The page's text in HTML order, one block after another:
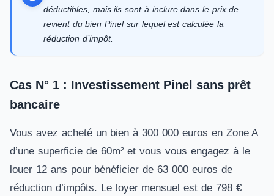
déductibles, mais ils sont à inclure dans le prix de
revient du bien Pinel sur lequel est calculée la
réduction d’impôt.
Cas N° 1 : Investissement Pinel sans prêt
bancaire
Vous avez acheté un bien à 300 000 euros en Zone A
d’une superficie de 60m² et vous vous engagez à le
louer 12 ans pour bénéficier de 63 000 euros de
réduction d’impôts. Le loyer mensuel est de 798 €